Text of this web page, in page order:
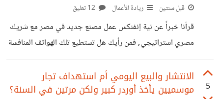
قبل سنتين ريادة الأعمال
قرأنا خبراً عن نية إنفنكس عمل مصنع جديد في مصر مع شريك
مصري استراتيجي, فمن رأيك هل تستطيع تلك الهواتف المنافسة
في السوق المحلي والعربي خصوصاً مع ميزات الهواتف الأندرويد
الأصيلة؟
5
الانتشار والبيع اليومي أم استهداف تجار
موسميين يأخذ أوردر كبير ولكن مرتين في السنة؟